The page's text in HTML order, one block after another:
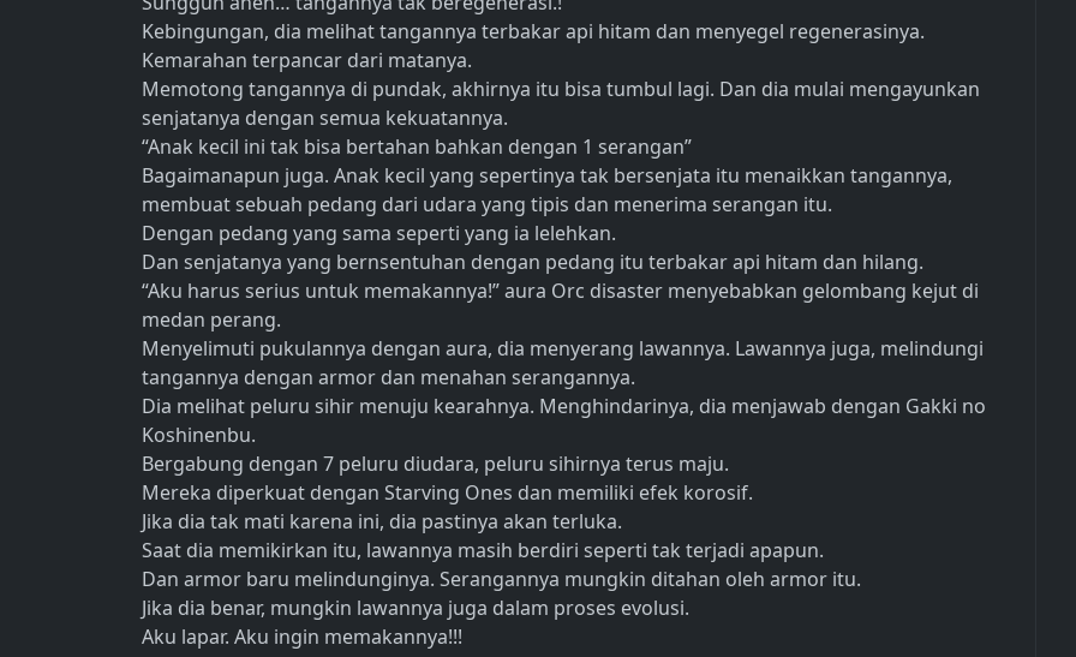
Kebingungan, dia melihat tangannya terbakar api hitam dan menyegel regenerasinya.
Kemarahan terpancar dari matanya.
Memotong tangannya di pundak, akhirnya itu bisa tumbul lagi. Dan dia mulai mengayunkan
senjatanya dengan semua kekuatannya.
“Anak kecil ini tak bisa bertahan bahkan dengan 1 serangan”
Bagaimanapun juga. Anak kecil yang sepertinya tak bersenjata itu menaikkan tangannya,
membuat sebuah pedang dari udara yang tipis dan menerima serangan itu.
Dengan pedang yang sama seperti yang ia lelehkan.
Dan senjatanya yang bernsentuhan dengan pedang itu terbakar api hitam dan hilang.
“Aku harus serius untuk memakannya!” aura Orc disaster menyebabkan gelombang kejut di
medan perang.
Menyelimuti pukulannya dengan aura, dia menyerang lawannya. Lawannya juga, melindungi
tangannya dengan armor dan menahan serangannya.
Dia melihat peluru sihir menuju kearahnya. Menghindarinya, dia menjawab dengan Gakki no
Koshinenbu.
Bergabung dengan 7 peluru diudara, peluru sihirnya terus maju.
Mereka diperkuat dengan Starving Ones dan memiliki efek korosif.
Jika dia tak mati karena ini, dia pastinya akan terluka.
Saat dia memikirkan itu, lawannya masih berdiri seperti tak terjadi apapun.
Dan armor baru melindunginya. Serangannya mungkin ditahan oleh armor itu.
Jika dia benar, mungkin lawannya juga dalam proses evolusi.
Aku lapar. Aku ingin memakannya!!!